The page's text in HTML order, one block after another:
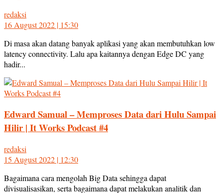
redaksi
16 August 2022 | 15:30
Di masa akan datang banyak aplikasi yang akan membutuhkan low
latency connectivity. Lalu apa kaitannya dengan Edge DC yang
hadir...
Edward Samual – Memproses Data dari Hulu Sampai
Hilir | It Works Podcast #4
redaksi
15 August 2022 | 12:30
Bagaimana cara mengolah Big Data sehingga dapat
divisualisasikan, serta bagaimana dapat melakukan analitik dan